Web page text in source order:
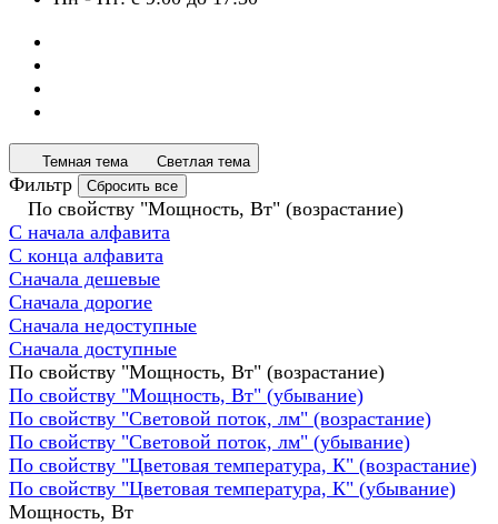
Темная тема Светлая тема
Фильтр Сбросить все
По свойству "Мощность, Вт" (возрастание)
С начала алфавита
С конца алфавита
Сначала дешевые
Сначала дорогие
Сначала недоступные
Сначала доступные
По свойству "Мощность, Вт" (возрастание)
По свойству "Мощность, Вт" (убывание)
По свойству "Световой поток, лм" (возрастание)
По свойству "Световой поток, лм" (убывание)
По свойству "Цветовая температура, К" (возрастание)
По свойству "Цветовая температура, К" (убывание)
Мощность, Вт